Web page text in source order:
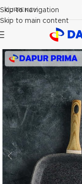
Skip to navigation
Skip to main content
CURRENCY